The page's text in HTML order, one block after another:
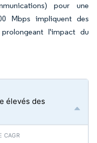
pour une
Mbps impliquent des
l'impact du
élevés des